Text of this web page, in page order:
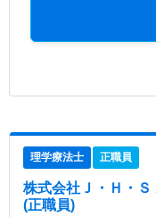
理学療法士 正職員
株式会社Ｊ・Ｈ・Ｓ
(正職員)